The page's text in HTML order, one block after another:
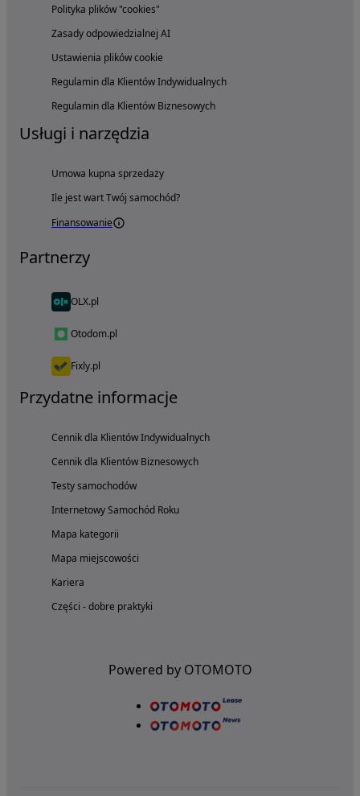
Polityka plików "cookies"
Zasady odpowiedzialnej AI
Ustawienia plików cookie
Regulamin dla Klientów Indywidualnych
Regulamin dla Klientów Biznesowych
Usługi i narzędzia
Umowa kupna sprzedaży
Ile jest wart Twój samochód?
Finansowanie
Partnerzy
OLX.pl
Otodom.pl
Fixly.pl
Przydatne informacje
Cennik dla Klientów Indywidualnych
Cennik dla Klientów Biznesowych
Testy samochodów
Internetowy Samochód Roku
Mapa kategorii
Mapa miejscowości
Kariera
Części - dobre praktyki
Powered by OTOMOTO